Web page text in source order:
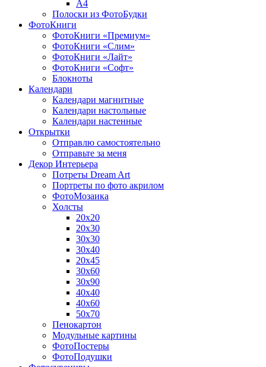
A4
Полоски из ФотоБудки
ФотоКниги
ФотоКниги «Премиум»
ФотоКниги «Слим»
ФотоКниги «Лайт»
ФотоКниги «Софт»
Блокноты
Календари
Календари магнитные
Календари настольные
Календари настенные
Открытки
Отправлю самостоятельно
Отправьте за меня
Декор Интерьера
Потреты Dream Art
Портреты по фото акрилом
ФотоМозаика
Холсты
20х20
20х30
30х30
30х40
20х45
30х60
30х90
40х40
40х60
50х70
Пенокартон
Модульные картины
ФотоПостеры
ФотоПодушки